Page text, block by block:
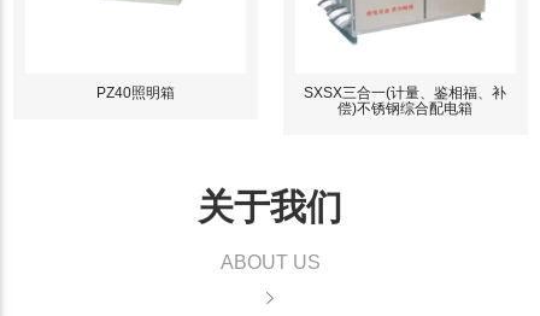
PZ40照明箱
SXSX三合一(计量、鉴相福、补
偿)不锈钢综合配电箱
关于我们
ABOUT US